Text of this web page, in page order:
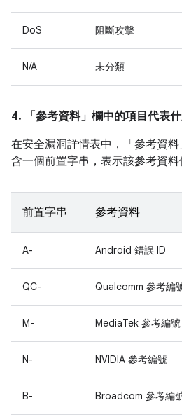
DoS 阻斷攻擊
N/A 未分類
4. 「參考資料」 欄中的項目代表
在安全漏洞詳情表中，「參考資料
含一個前置字串，表示該參考資料
前置字串 參考資料
A- Android 錯誤 ID
QC- Qualcomm 參考編
M- MediaTek 參考編號
N- NVIDIA 參考編號
B- Broadcom 參考編